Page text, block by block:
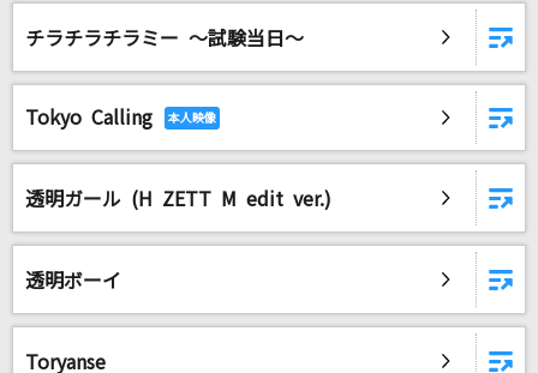
チラチラチラミー ～試験当日～
Tokyo Calling
透明ガール (H ZETT M edit ver.)
透明ボーイ
Toryanse